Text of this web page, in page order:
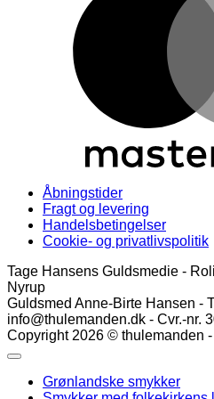
Åbningstider
Fragt og levering
Handelsbetingelser
Cookie- og privatlivspolitik
Tage Hansens Guldsmedie -
Nyrup
Guldsmed Anne-Birte Hansen -
info@thulemanden.dk - Cvr.-nr.
Copyright 2026 © thulemanden
Grønlandske smykker